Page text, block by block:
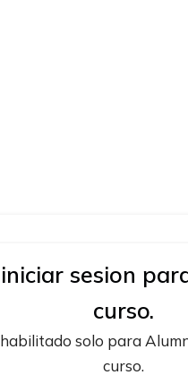
sesion
curso.
solo para
curso.